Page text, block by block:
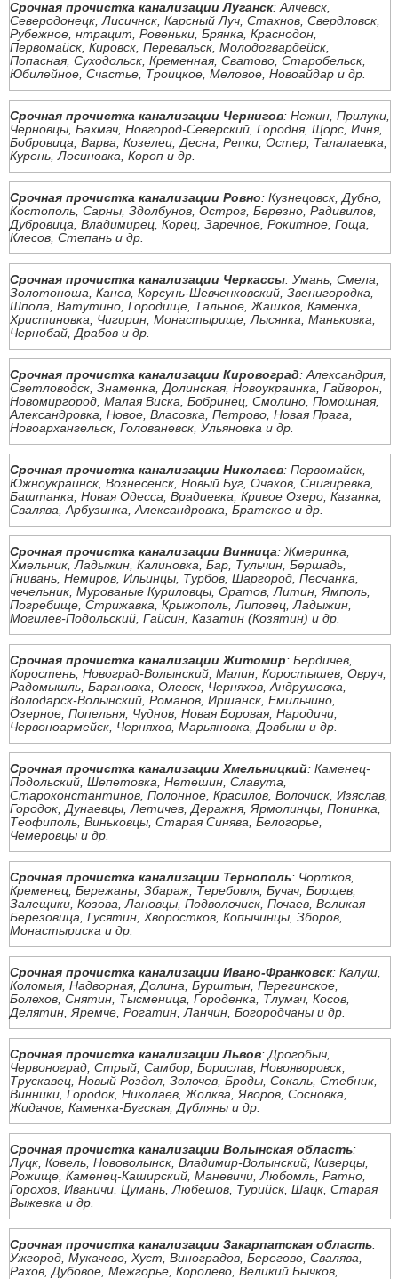
Срочная прочистка канализации Луганск: Алчевск,
Северодонецк, Лисичнск, Карсный Луч, Стахнов, Свердловск,
Рубежное, нтрацит, Ровеньки, Брянка, Краснодон,
Первомайск, Кировск, Перевальск, Молодогвардейск,
Попасная, Суходольск, Кременная, Сватово, Старобельск,
Юбилейное, Счастье, Троицкое, Меловое, Новоайдар и др.
Срочная прочистка канализации Чернигов: Нежин, Прилуки,
Черновцы, Бахмач, Новгород-Северский, Городня, Щорс, Ичня,
Бобровица, Варва, Козелец, Десна, Репки, Остер, Талалаевка,
Курень, Лосиновка, Короп и др.
Срочная прочистка канализации Ровно: Кузнецовск, Дубно,
Костополь, Сарны, Здолбунов, Острог, Березно, Радивилов,
Дубровица, Владимирец, Корец, Заречное, Рокитное, Гоща,
Клесов, Степань и др.
Срочная прочистка канализации Черкассы: Умань, Смела,
Золотоноша, Канев, Корсунь-Шевченковский, Звенигородка,
Шпола, Ватутино, Городище, Тальное, Жашков, Каменка,
Христиновка, Чигирин, Монастырище, Лысянка, Маньковка,
Чернобай, Драбов и др.
Срочная прочистка канализации Кировоград: Александрия,
Светловодск, Знаменка, Долинская, Новоукраинка, Гайворон,
Новомиргород, Малая Виска, Бобринец, Смолино, Помошная,
Александровка, Новое, Власовка, Петрово, Новая Прага,
Новоархангельск, Голованевск, Ульяновка и др.
Срочная прочистка канализации Николаев: Первомайск,
Южноукраинск, Вознесенск, Новый Буг, Очаков, Снигиревка,
Баштанка, Новая Одесса, Врадиевка, Кривое Озеро, Казанка,
Свалява, Арбузинка, Александровка, Братское и др.
Срочная прочистка канализации Винница: Жмеринка,
Хмельник, Ладыжин, Калиновка, Бар, Тульчин, Бершадь,
Гнивань, Немиров, Ильинцы, Турбов, Шаргород, Песчанка,
чечельник, Мурованые Куриловцы, Оратов, Литин, Ямполь,
Погребище, Стрижавка, Крыжополь, Липовец, Ладыжин,
Могилев-Подольский, Гайсин, Казатин (Козятин) и др.
Срочная прочистка канализации Житомир: Бердичев,
Коростень, Новоград-Волынский, Малин, Коростышев, Овруч,
Радомышль, Барановка, Олевск, Черняхов, Андрушевка,
Володарск-Волынский, Романов, Иршанск, Емильчино,
Озерное, Попельня, Чуднов, Новая Боровая, Народичи,
Червоноармейск, Черняхов, Марьяновка, Довбыш и др.
Срочная прочистка канализации Хмельницкий: Каменец-
Подольский, Шепетовка, Нетешин, Славута,
Староконстантинов, Полонное, Красилов, Волочиск, Изяслав,
Городок, Дунаевцы, Летичев, Деражня, Ярмолинцы, Понинка,
Теофиполь, Виньковцы, Старая Синява, Белогорье,
Чемеровцы и др.
Срочная прочистка канализации Тернополь: Чортков,
Кременец, Бережаны, Збараж, Теребовля, Бучач, Борщев,
Залещики, Козова, Лановцы, Подволочиск, Почаев, Великая
Березовица, Гусятин, Хворостков, Копычинцы, Зборов,
Монастыриска и др.
Срочная прочистка канализации Ивано-Франковск: Калуш,
Коломыя, Надворная, Долина, Бурштын, Перегинское,
Болехов, Снятин, Тысменица, Городенка, Тлумач, Косов,
Делятин, Яремче, Рогатин, Ланчин, Богородчаны и др.
Срочная прочистка канализации Львов: Дрогобыч,
Червоноград, Стрый, Самбор, Борислав, Новояворовск,
Трускавец, Новый Роздол, Золочев, Броды, Сокаль, Стебник,
Винники, Городок, Николаев, Жолква, Яворов, Сосновка,
Жидачов, Каменка-Бугская, Дубляны и др.
Срочная прочистка канализации Волынская область:
Луцк, Ковель, Нововолынск, Владимир-Волынский, Киверцы,
Рожище, Каменец-Каширский, Маневичи, Любомль, Ратно,
Горохов, Иваничи, Цумань, Любешов, Турийск, Шацк, Старая
Выжевка и др.
Срочная прочистка канализации Закарпатская область:
Ужгород, Мукачево, Хуст, Виноградов, Берегово, Свалява,
Рахов, Дубовое, Межгорье, Королево, Великий Бычков,